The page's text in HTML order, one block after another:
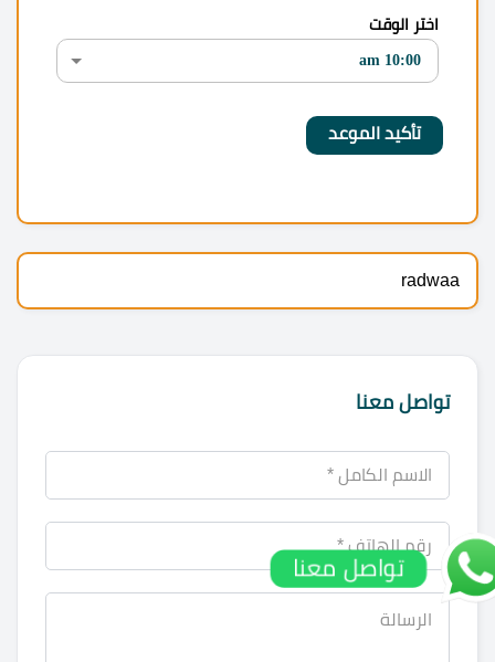
اختر الوقت
radwaa
تواصل معنا
تواصل معنا